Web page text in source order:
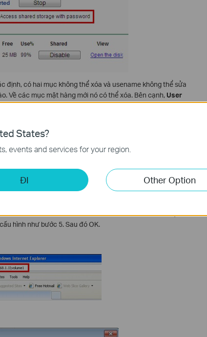
định, có hai mục không thể xóa và usename không thể sửa
Về các mục mặt hàng mới nó có thể xóa. Bên cạnh,User
Accesscó thể sử đổi.
hình bên dưới sau đó --> Enter. Khi cửa sổ window hiện
hình như bước 5. Sau đó OK.
States?
events and services for your region.
ĐI Other Option